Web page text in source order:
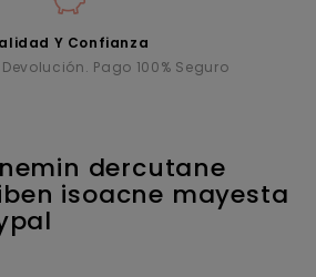
Y Confianza
Pago 100% Seguro
dercutane
isoacne mayesta